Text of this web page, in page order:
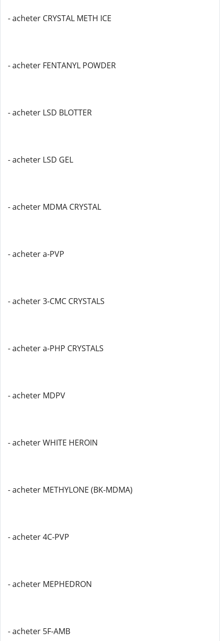
- acheter CRYSTAL METH ICE
- acheter FENTANYL POWDER
- acheter LSD BLOTTER
- acheter LSD GEL
- acheter MDMA CRYSTAL
- acheter a-PVP
- acheter 3-CMC CRYSTALS
- acheter a-PHP CRYSTALS
- acheter MDPV
- acheter WHITE HEROIN
- acheter METHYLONE (BK-MDMA)
- acheter 4C-PVP
- acheter MEPHEDRON
- acheter 5F-AMB